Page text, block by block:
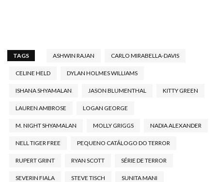
TAGS ASHWIN RAJAN CARLO MIRABELLA-DAVIS
CELINE HELD DYLAN HOLMES WILLIAMS
ISHANA SHYAMALAN JASON BLUMENTHAL KITTY GREEN
LAUREN AMBROSE LOGAN GEORGE
M. NIGHT SHYAMALAN MOLLY GRIGGS NADIA ALEXANDER
NELL TIGER FREE PEQUENO CATÁLOGO DO TERROR
RUPERT GRINT RYAN SCOTT SÉRIE DE TERROR
SEVERIN FIALA STEVE TISCH SUNITA MANI